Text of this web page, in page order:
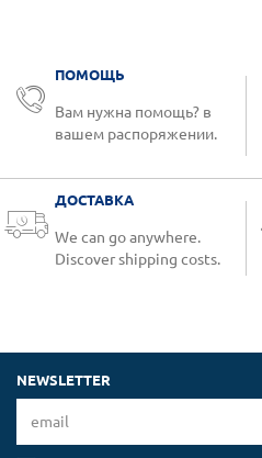
ПОМОЩЬ
Вам нужна помощь? в
вашем распоряжении.
ДОСТАВКА
We can go anywhere.
Discover shipping costs.
NEWSLETTER